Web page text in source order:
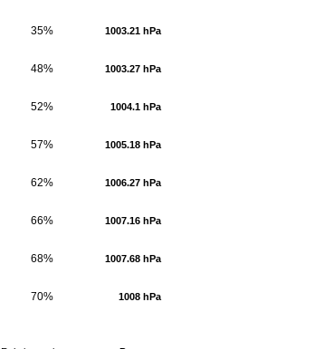
35% 1003.21 hPa
48% 1003.27 hPa
52% 1004.1 hPa
57% 1005.18 hPa
62% 1006.27 hPa
66% 1007.16 hPa
68% 1007.68 hPa
70% 1008 hPa